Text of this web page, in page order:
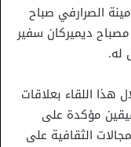
الصرارفي صباح
2024 السيد أحمد مصباح ديميركان سفير
له.
هذا اللقاء بعلاقات
مؤكدة على
الثقافية على